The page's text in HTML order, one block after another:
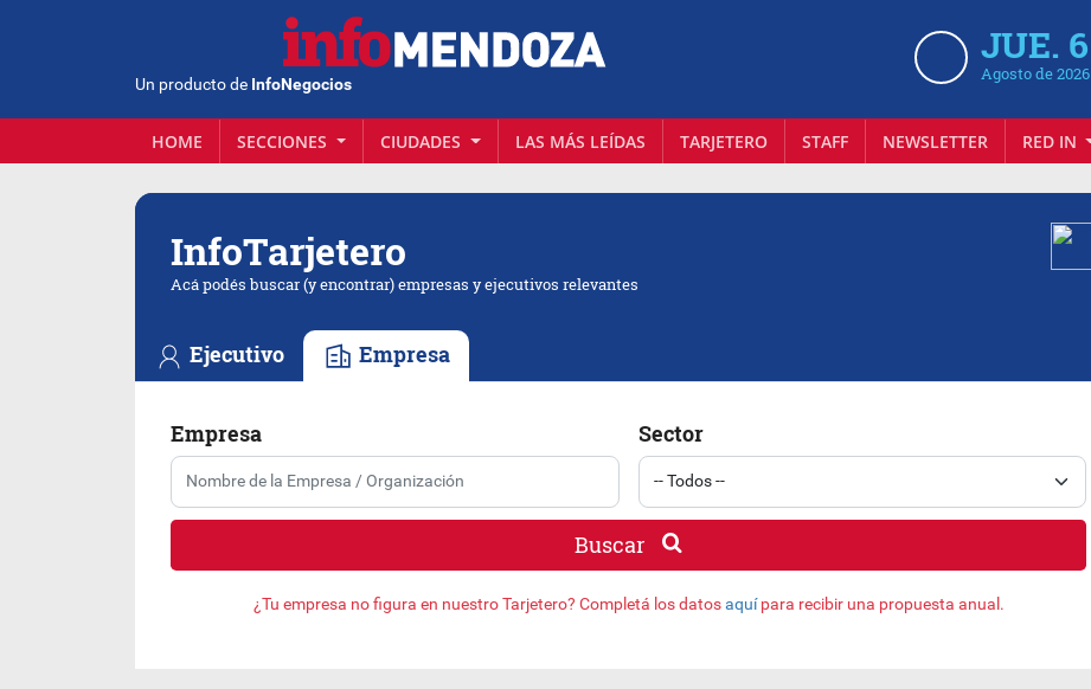
Un producto de InfoNegocios
JUE. 6
Agosto de 2026
HOME SECCIONES CIUDADES LAS MÁS LEÍDAS TARJETERO STAFF NEWSLETTER RED IN
InfoTarjetero
Acá podés buscar (y encontrar) empresas y ejecutivos relevantes
Ejecutivo Empresa
Empresa Sector
Buscar
¿Tu empresa no figura en nuestro Tarjetero? Completá los datosaquípara recibir una propuesta anual.